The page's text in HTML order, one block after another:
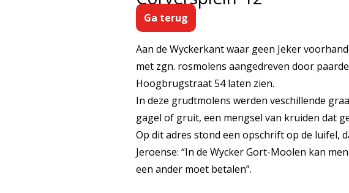
Ga terug
Aan de Wyckerkant waar geen Jeker
met zgn. rosmolens aangedreven door
Hoogbrugstraat 54 laten zien.
In deze grudtmolens werden veschillende
gagel of gruit, een mengsel van kruiden dat
Op dit adres stond een opschrift op de luifel,
Jeroense: “In de Wycker Gort-Moolen kan
een ander moet betalen”.